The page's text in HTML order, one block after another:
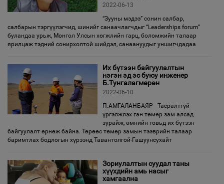
2022-06-13
“Зууны мэдээ” сонин салбар,
салбарын тэргүүлэгчид, шинийг санаачлагчдыг “Leaderships forum”
буландаа урьж, Монгол Улсын хөгжлийн гарц, боломжийн талаар
ярилцаж тэдний сонирхолтой шийдэл, санаануудыг уншигчдадаа
Их бүтээн байгуулалтын
нэгэн эд эс буюу инженер
Б.Тунгалагмөрөн
2022-06-10
П.АМГАЛАНБАЯР Тасралтгүй
үргэлжлэх ган төмөр зам алсад
зурайж, өмнийн говьд их бүтээн
байгуулалт өрнөж байна. Төрөөс төмөр замын тээврийн талаар
баримтлах бодлогын хүрээнд Тавантолгой-Гашуунсухайт
Зориулалтын суудал таны
хүүхдийн амь насыг
хамгаална